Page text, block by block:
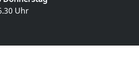
Uhr